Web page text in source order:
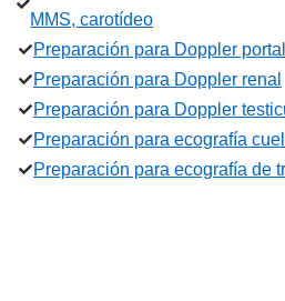
MMS, carotídeo
Preparación para Doppler portal
Preparación para Doppler renal
Preparación para Doppler
Preparación para ecografía
Preparación para ecografía de